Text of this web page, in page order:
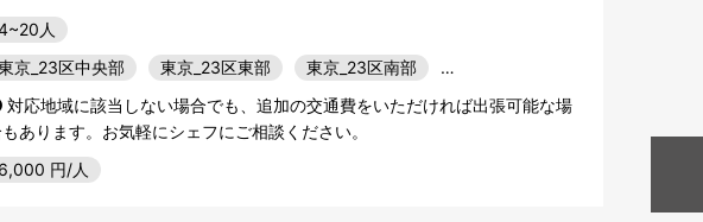
人
京_23区中央部 東京_23区東部 東京_23区南部
…
対応地域に該当しない場合でも、追加の交通費をいただければ出張可能な場
あります。お気軽にシェフにご相談ください。
6,000 円/人